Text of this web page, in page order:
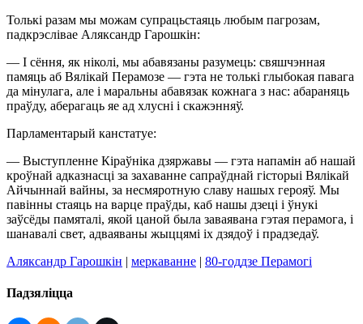
Толькі разам мы можам супрацьстаяць любым пагрозам,
падкрэслівае Аляксандр Гарошкін:
— І сёння, як ніколі, мы абавязаны разумець: свяшчэнная
памяць аб Вялікай Перамозе — гэта не толькі глыбокая павага
да мінулага, але і маральны абавязак кожнага з нас: абараняць
праўду, аберагаць яе ад хлусні і скажэнняў.
Парламентарый канстатуе:
— Выступленне Кіраўніка дзяржавы — гэта напамін аб нашай
кроўнай адказнасці за захаванне сапраўднай гісторыі Вялікай
Айчыннай вайны, за несмяротную славу нашых герояў. Мы
павінны стаяць на варце праўды, каб нашы дзеці і ўнукі
заўсёды памяталі, якой цаной была заваявана гэтая перамога, і
шанавалі свет, адваяваны жыццямі іх дзядоў і прадзедаў.
Аляксандр Гарошкін | меркаванне | 80-годдзе Перамогі
Падзяліцца